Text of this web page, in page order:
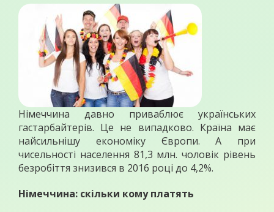
Німеччина давно приваблює українських
гастарбайтерів. Це не випадково. Країна має
найсильнішу економіку Європи. А при
чисельності населення 81,3 млн. чоловік рівень
безробіття знизився в 2016 році до 4,2%.
Німеччина: скільки кому платять